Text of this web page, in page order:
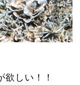
しい！！